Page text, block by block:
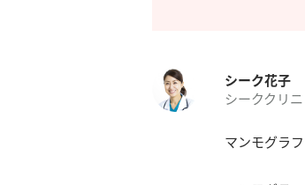
シーク花子
シーククリ
マンモグラ